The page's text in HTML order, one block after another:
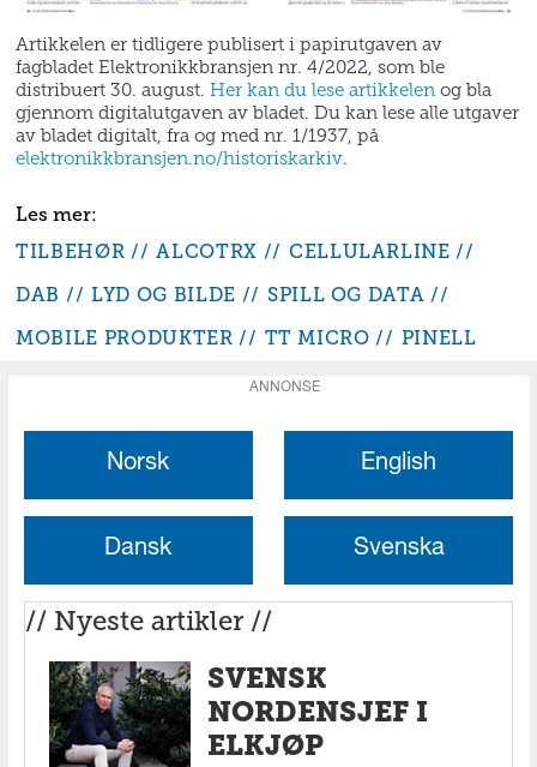
Artikkelen er tidligere publisert i papirutgaven av
fagbladet Elektronikkbransjen nr. 4/2022, som ble
distribuert 30. august.Her kan du lese artikkelen og bla
gjennom digitalutgaven av bladet. Du kan lese alle utgaver
av bladet digitalt, fra og med nr. 1/1937, på
elektronikkbransjen.no/historiskarkiv.
TILBEHØR ALCOTRX
CELLULARLINE
DAB
LYD OG BILDE
SPILL OG DATA
MOBILE PRODUKTER
TT MICRO PINELL
ANNONSE
Norsk English
Dansk Svenska
// Nyeste artikler //
SVENSK
NORDENSJEF I
ELKJØP